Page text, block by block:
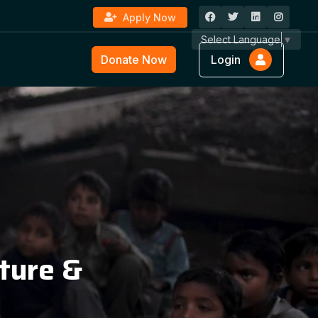
Apply Now
Select Language ▼
Donate Now Login
&